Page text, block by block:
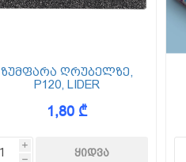
ზუმფარა ღრუბელზე,
P120, LIDER
1,80 ₾
i
h